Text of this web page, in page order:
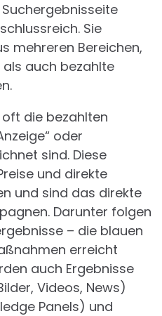
Sie
mehreren Bereichen,
auch bezahlte
die bezahlten
oder
sind. Diese
und direkte
und sind das direkte
Darunter folgen
– die blauen
erreicht
auch Ergebnisse
Videos, News)
Panels) und